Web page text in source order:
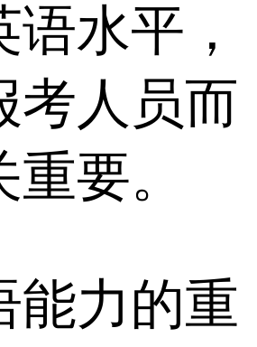
水平，
考人员而
要。
能力的重